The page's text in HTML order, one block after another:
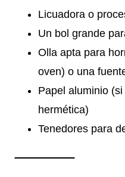
Licuadora o
Un bol grande
Olla apta para
oven) o una
Papel aluminio
hermética)
Tenedores para